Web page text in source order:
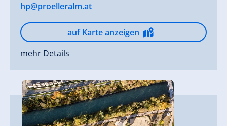
hp@proelleralm.at
auf Karte anzeigen
mehr Details